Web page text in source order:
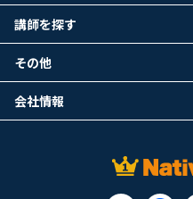
講師を探す
その他
会社情報